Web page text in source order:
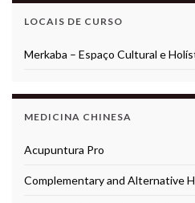
LOCAIS DE CURSO
Merkaba – Espaço Cultural e
MEDICINA CHINESA
Acupuntura Pro
Complementary and Alternative